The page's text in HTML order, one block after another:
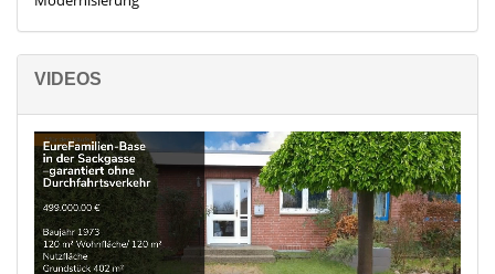
miteinander verbindet.
Vom Flur aus führt eine markante Betontreppe hinab in den
Keller, dessen Zugang sich bequem mit einer Tür verschließen
lässt. Dahinter öffnet sich ein beeindruckend vielseitiger
Untergeschossbereich, der weit mehr bietet als reinen Stauraum.
Gleich zu Beginn befinden sich zwei großzügige Räume hinter
Holzverschlagstüren, die mit eingebauten Regalen ausgestattet
sind und so reichlich Platz für Vorräte, Werkzeuge oder
VIDEOS